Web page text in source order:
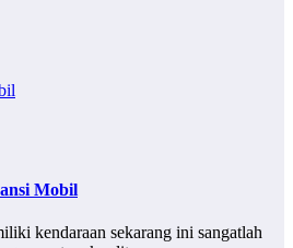
Mobil
kendaraan sekarang ini sangatlah